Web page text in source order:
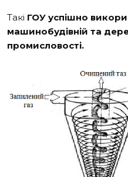
Такі ГОУ успішно
машинобудівній та
промисловості.